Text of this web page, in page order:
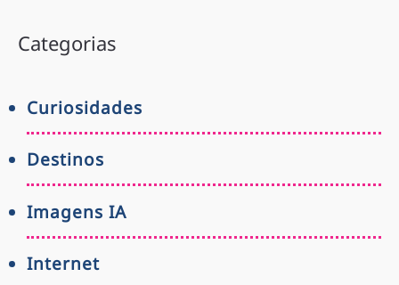
Categorias
Curiosidades
Destinos
Imagens IA
Internet